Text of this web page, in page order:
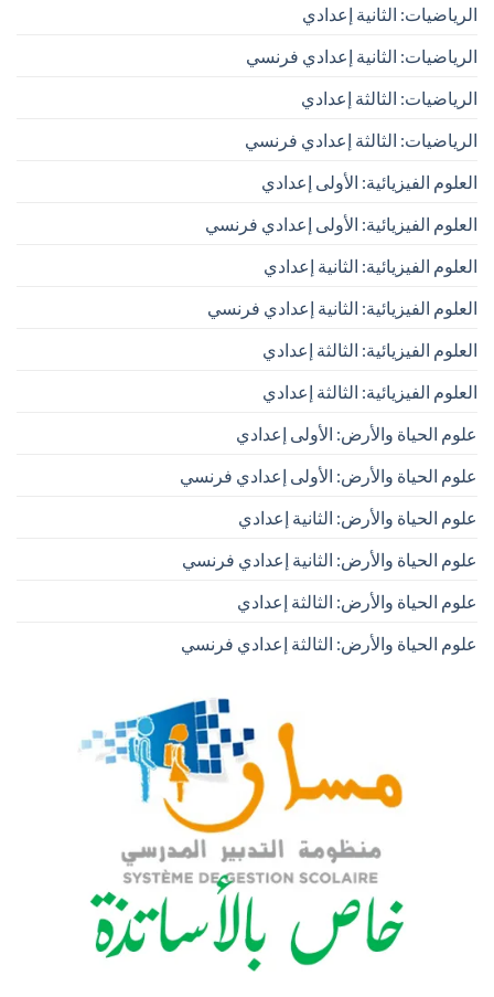
الرياضيات: الثانية إعدادي
الرياضيات: الثانية إعدادي فرنسي
الرياضيات: الثالثة إعدادي
الرياضيات: الثالثة إعدادي فرنسي
العلوم الفيزيائية: الأولى إعدادي
العلوم الفيزيائية: الأولى إعدادي فرنسي
العلوم الفيزيائية: الثانية إعدادي
العلوم الفيزيائية: الثانية إعدادي فرنسي
العلوم الفيزيائية: الثالثة إعدادي
العلوم الفيزيائية: الثالثة إعدادي
علوم الحياة والأرض: الأولى إعدادي
علوم الحياة والأرض: الأولى إعدادي فرنسي
علوم الحياة والأرض: الثانية إعدادي
علوم الحياة والأرض: الثانية إعدادي فرنسي
علوم الحياة والأرض: الثالثة إعدادي
علوم الحياة والأرض: الثالثة إعدادي فرنسي